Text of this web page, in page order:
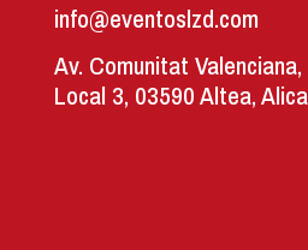
info@eventoslzd.com
Av. Comunitat
Local 3, 03590 Altea,